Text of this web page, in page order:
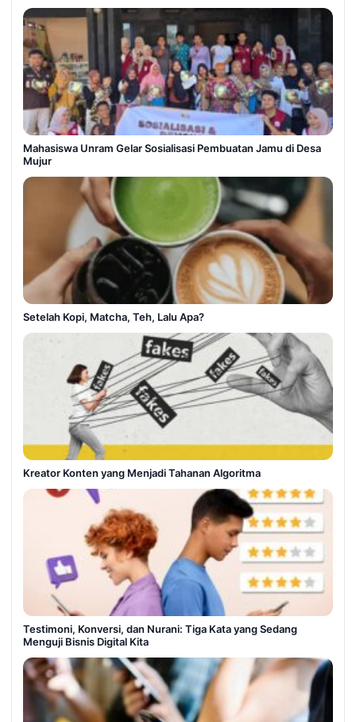
Mahasiswa Unram Gelar Sosialisasi Pembuatan Jamu di Desa
Mujur
Setelah Kopi, Matcha, Teh, Lalu Apa?
Kreator Konten yang Menjadi Tahanan Algoritma
Testimoni, Konversi, dan Nurani: Tiga Kata yang Sedang
Menguji Bisnis Digital Kita